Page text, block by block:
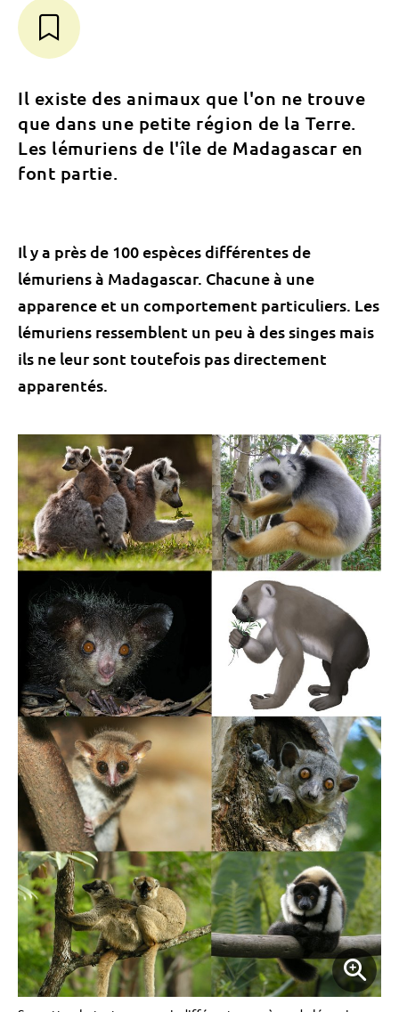
Il existe des animaux que l'on ne trouve
que dans une petite région de la Terre.
Les lémuriens de l'île de Madagascar en
font partie.
Il y a près de 100 espèces différentes de
lémuriens à Madagascar. Chacune à une
apparence et un comportement particuliers. Les
lémuriens ressemblent un peu à des singes mais
ils ne leur sont toutefois pas directement
apparentés.